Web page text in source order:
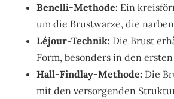
Benelli-Methode: Ein
um die Brustwarze, die
Léjour-Technik: Die Brust
Form, besonders in den
Hall-Findlay-Methode: Die
mit den versorgenden